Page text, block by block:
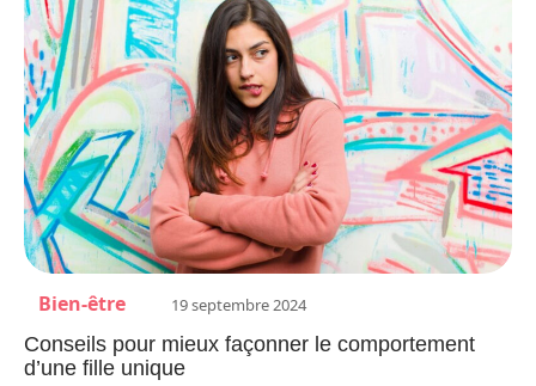
Bien-être 19 septembre 2024
Conseils pour mieux façonner le comportement
d’une fille unique